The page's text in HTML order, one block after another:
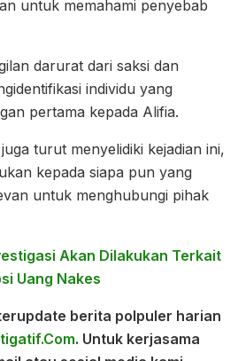
untuk memahami penyebab
darurat dari saksi dan
individu yang
pertama kepada Alifia.
juga turut menyelidiki kejadian ini,
kepada siapa pun yang
untuk menghubungi pihak
Akan Dilakukan Terkait
Uang Nakes
berita polpuler harian
. Untuk kerjasama